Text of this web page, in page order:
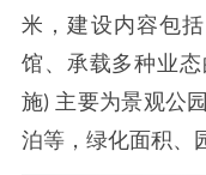
米，建设内容包括
馆、承载多种业
施) 主要为景观公
泊等，绿化面积、